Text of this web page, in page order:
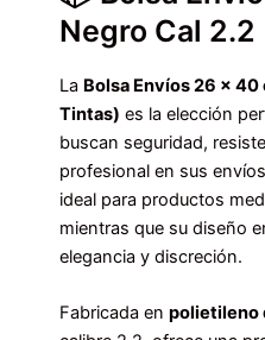
Negro Cal
La Bolsa Envíos 26 x 40
Tintas) es la elección
buscan seguridad,
profesional en sus
ideal para productos
mientras que su diseño
elegancia y discreción.
Fabricada en polietileno